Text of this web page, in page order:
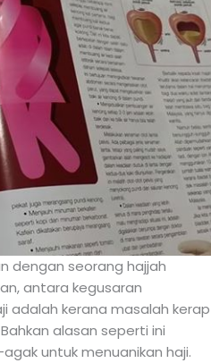
dengan seorang hajjah
antara kegusaran
adalah kerana masalah kerap
alasan seperti ini
untuk menuanikan haji.